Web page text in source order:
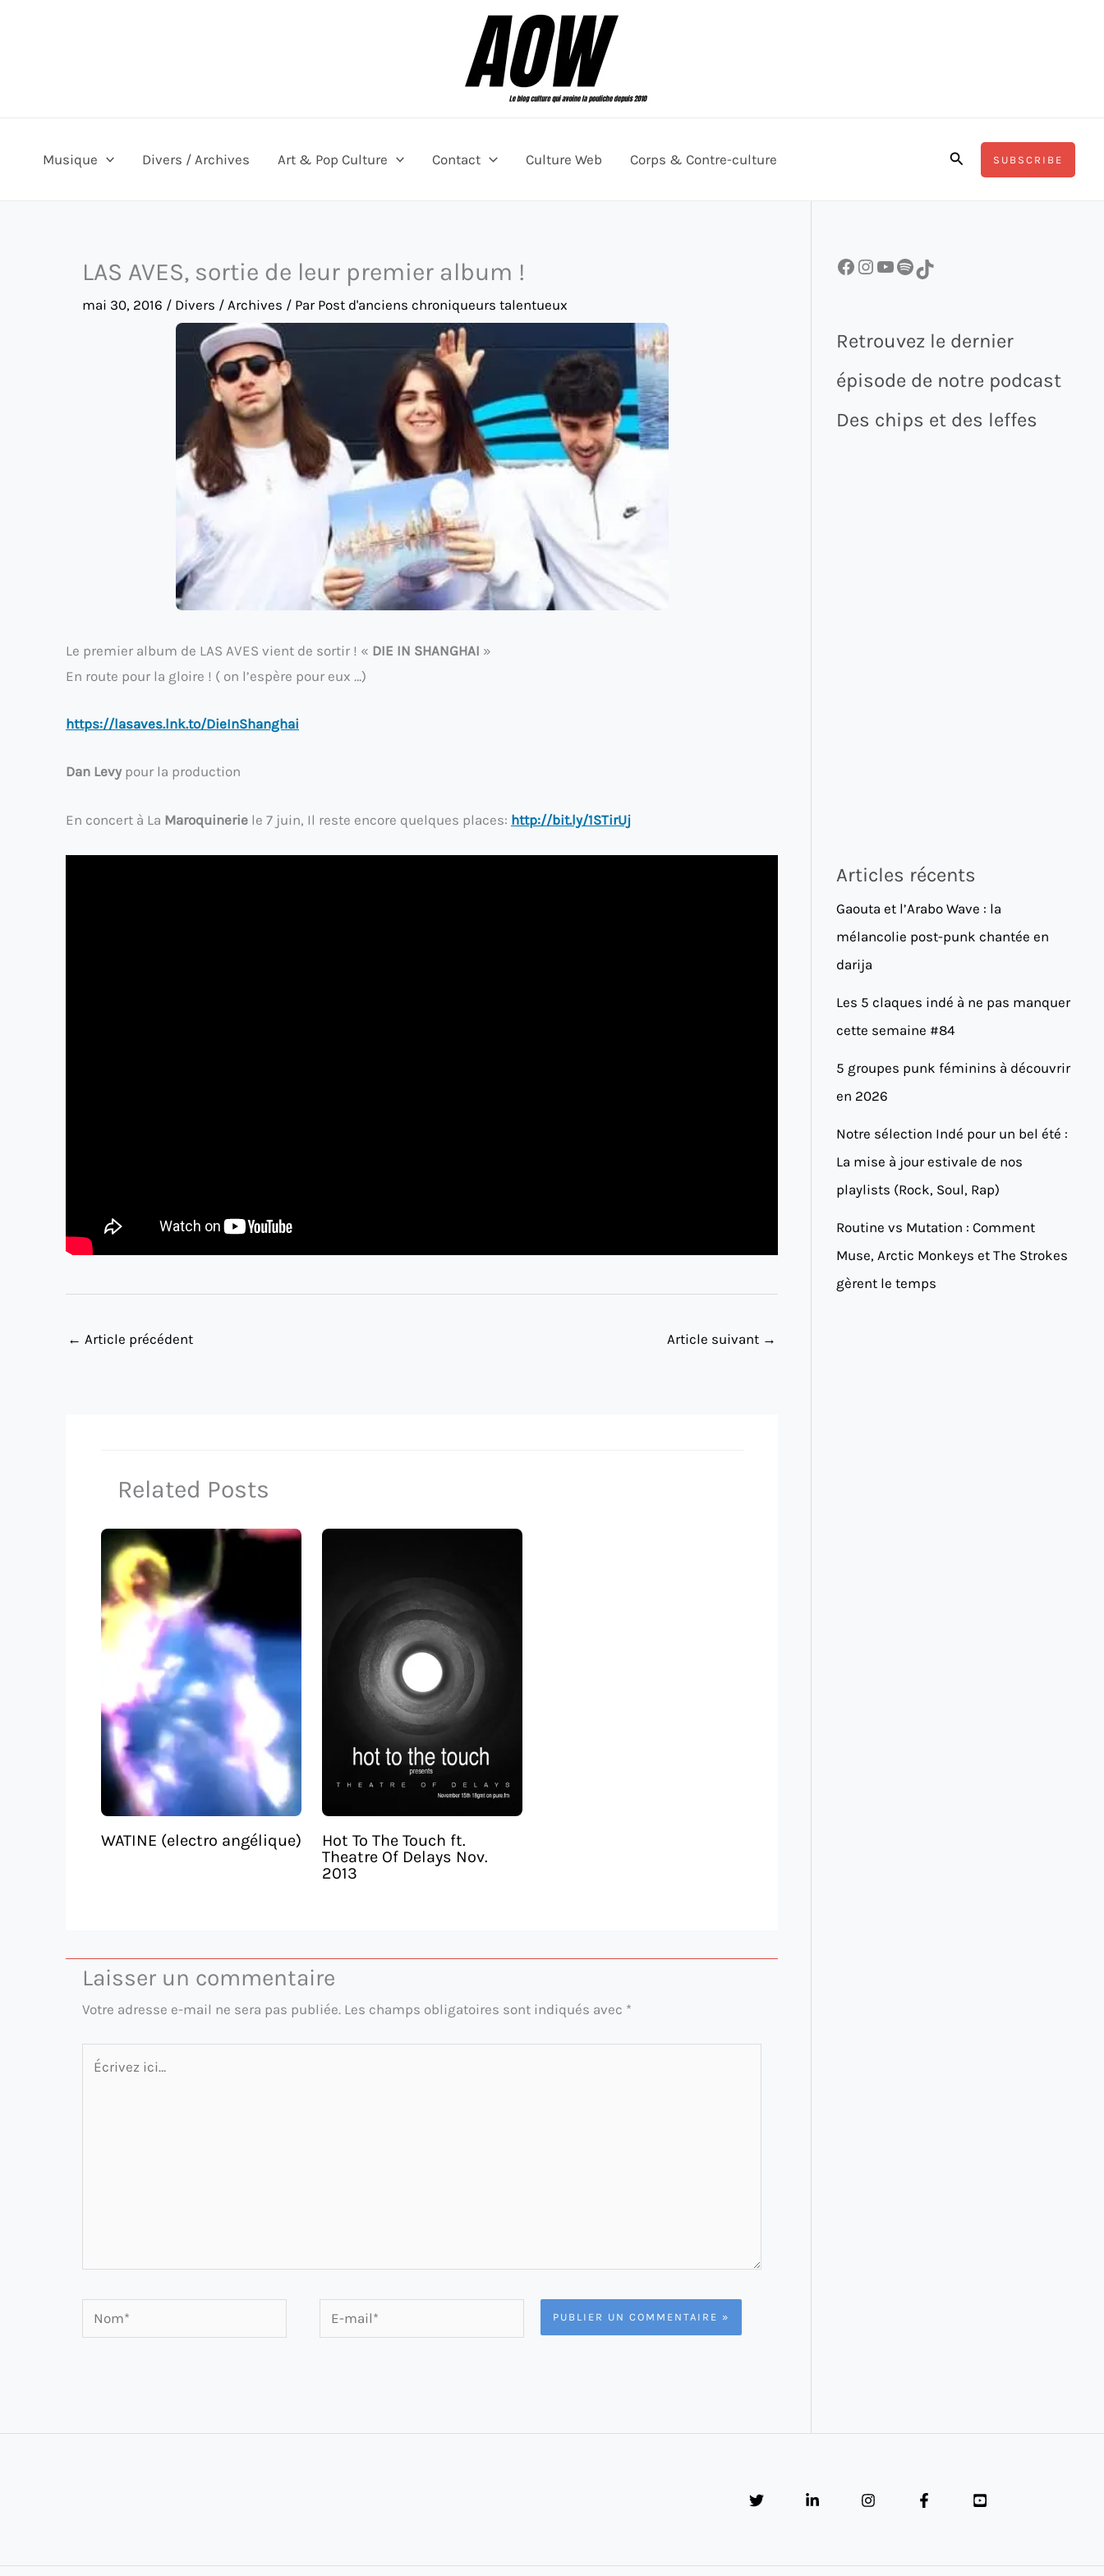
Musique Divers / Archives Art & Pop Culture Contact Culture Web Corps & Contre-culture RechercherSUBSCRIBE
LAS AVES, sortie de leur premier album !
mai 30, 2016 / Divers / Archives / Par Post d'anciens chroniqueurs talentueux
Le premier album de LAS AVES vient de sortir ! « DIE IN SHANGHAI »
En route pour la gloire ! ( on l’espère pour eux …)
https://lasaves.lnk.to/DieInShanghai
Dan Levypour la production
En concert à La Maroquinerie le 7 juin, Il reste encore quelques places: http://bit.ly/1STirUj
← Article précédent Article suivant →
Related Posts
WATINE (electro angélique)
Hot To The Touch ft.
Theatre Of Delays Nov.
2013
Laisser un commentaire
Votre adresse e-mail ne sera pas publiée. Les champs obligatoires sont indiqués avec *
Écrivez
Nom*
mail*
Facebook InstagramYouTube Spotify TikTok
Retrouvez le dernier
épisode de notre podcast
Des chips et des leffes
Articles récents
Gaouta et l’Arabo Wave : la
mélancolie post-punk chantée en
darija
Les 5 claques indé à ne pas manquer
cette semaine #84
5 groupes punk féminins à découvrir
en 2026
Notre sélection Indé pour un bel été :
La mise à jour estivale de nos
playlists (Rock, Soul, Rap)
Routine vs Mutation : Comment
Muse, Arctic Monkeys et The Strokes
gèrent le temps